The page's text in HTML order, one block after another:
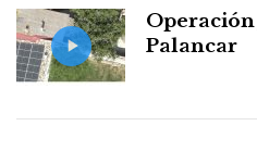
Palancar